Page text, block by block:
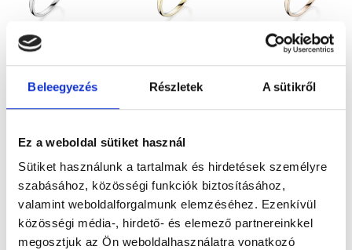
Beleegyezés Részletek A sütikről
Ez a weboldal sütiket használ
Sütiket használunk a tartalmak és hirdetések személyre
szabásához, közösségi funkciók biztosításához,
valamint weboldalforgalmunk elemzéséhez. Ezenkívül
közösségi média-, hirdető- és elemező partnereinkkel
megosztjuk az Ön weboldalhasználatra vonatkozó
LORA
Fehérarany
gyémántokkal
gyémántokkal
LORA